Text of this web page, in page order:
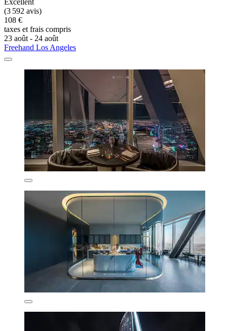
Excellent
(3 592 avis)
108 €
taxes et frais compris
23 août - 24 août
Freehand Los Angeles